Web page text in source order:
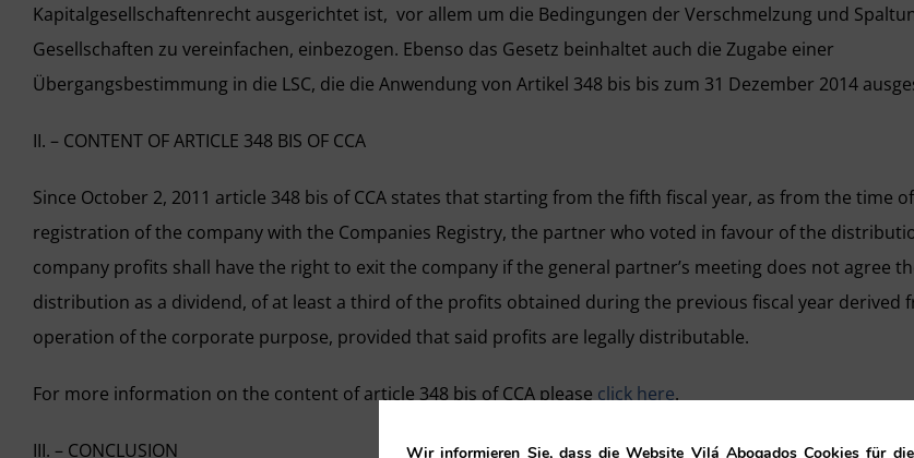
Kapitalgesellschaftenrecht ausgerichtet ist, vor allem um die Bedingungen der Verschmelzung und
Gesellschaften zu vereinfachen, einbezogen. Ebenso das Gesetz beinhaltet auch die Zugabe einer
Übergangsbestimmung in die LSC, die die Anwendung von Artikel 348 bis bis zum 31 Dezember 2014
II. – CONTENT OF ARTICLE 348 BIS OF CCA
Since October 2, 2011 article 348 bis of CCA states that starting from the fifth fiscal year, as from the time of
registration of the company with the Companies Registry, the partner who voted in favour of the
company profits shall have the right to exit the company if the general partner’s meeting does not agree
distribution as a dividend, of at least a third of the profits obtained during the previous fiscal year derived
operation of the corporate purpose, provided that said profits are legally distributable.
For more information on the content of article 348 bis of CCA please click here.
III. – CONCLUSION
Wir informieren Sie, dass die Website Vilá Abogados Cookies für